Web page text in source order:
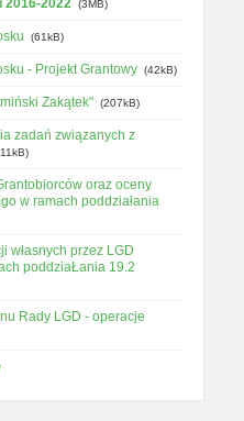
2016-2022 (3MB)
(61kB)
- Projekt Grantowy (42kB)
Zakątek" (207kB)
zadań związanych z
oraz oceny
w ramach poddziałania
własnych przez LGD
poddziaŁania 19.2
Rady LGD - operacje